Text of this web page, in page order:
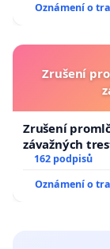
Oznámení o
Zrušení
Zrušení
závažných
162 podpisů
Oznámení o